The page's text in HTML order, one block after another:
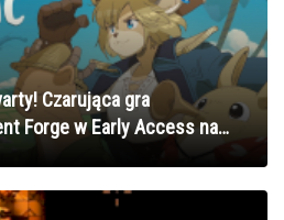
Czarująca gra
Forge w Early Access na